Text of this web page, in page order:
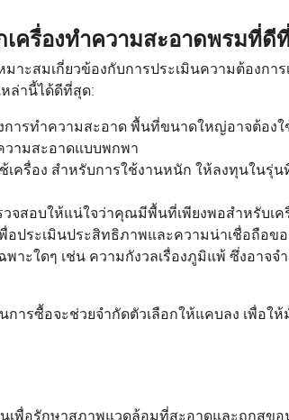
เครื่องทำความสะอาดพรมที่
าะสมเกี่ยวข้องกับการประเมินความต้องก
ล่านี้ได้ดีที่สุด:
รทำความสะอาด พื้นที่ขนาดใหญ่อาจต้องใ
วามสะอาดแบบพกพา
ครื่อง สำหรับการใช้งานหนัก ให้ลงทุนในรุ่
จสอบให้แน่ใจว่าคุณมีพื้นที่เพียงพอสำหรับเค
ประเมินประสิทธิภาพและความน่าเชื่อถือขอ
าะใดๆ เช่น ความกังวลเรื่องภูมิแพ้ ซึ่งอาจ
รซื้อจะช่วยจำกัดตัวเลือกให้แคบลง เพื่อให้
เพื่อรักษาสภาพแวดล้อมที่สะอาดและถูกสุข